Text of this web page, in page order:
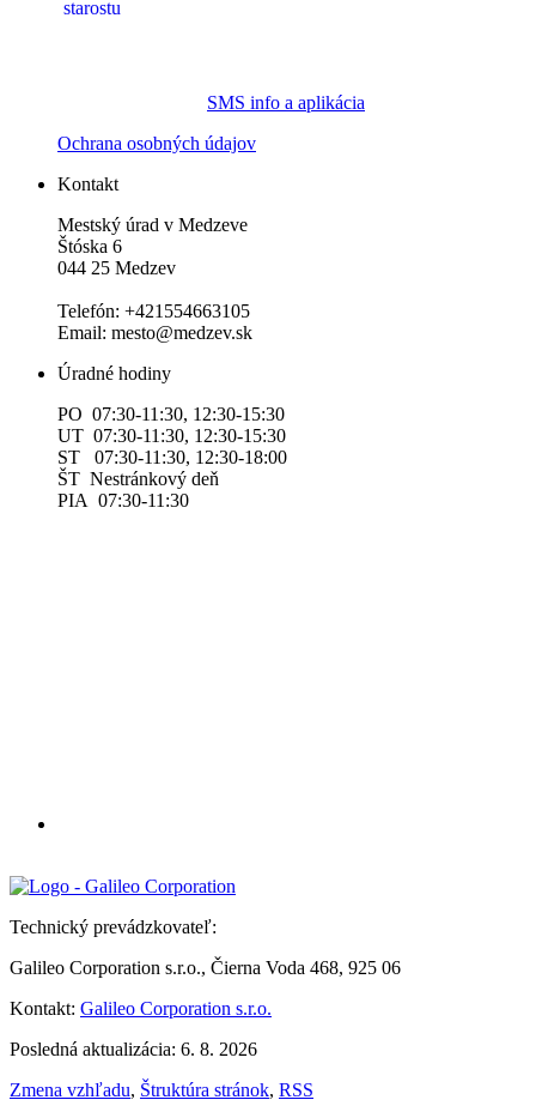
SMS info a aplikácia
Ochrana osobných údajov
Kontakt
Mestský úrad v Medzeve
Štóska 6
044 25 Medzev
Telefón: +421554663105
Email: mesto@medzev.sk
Úradné hodiny
PO 07:30-11:30, 12:30-15:30
UT 07:30-11:30, 12:30-15:30
ST 07:30-11:30, 12:30-18:00
ŠT Nestránkový deň
PIA 07:30-11:30
Technický prevádzkovateľ:
Galileo Corporation s.r.o., Čierna Voda 468, 925 06
Kontakt: Galileo Corporation s.r.o.
Posledná aktualizácia: 6. 8. 2026
Zmena vzhľadu, Štruktúra stránok, RSS